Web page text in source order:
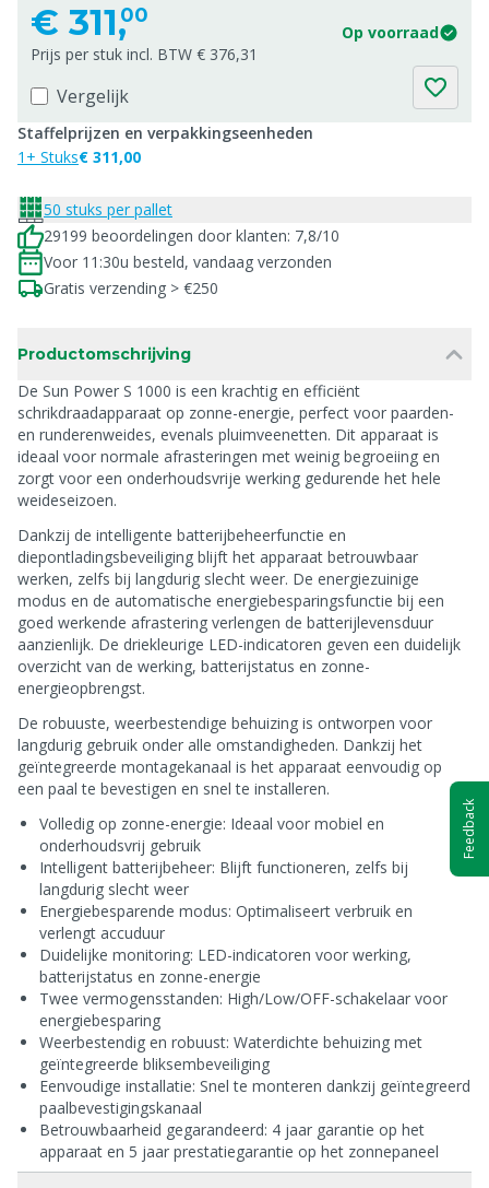
€ 311,00
Op voorraad
Prijs per stuk incl. BTW € 376,31
Vergelijk
Staffelprijzen en verpakkingseenheden
1+ Stuks€ 311,00
50 stuks per pallet
29199 beoordelingen door klanten: 7,8/10
Voor 11:30u besteld, vandaag verzonden
Gratis verzending > €250
Productomschrijving
De Sun Power S 1000 is een krachtig en efficiënt
schrikdraadapparaat op zonne-energie, perfect voor paarden-
en runderenweides, evenals pluimveenetten. Dit apparaat is
ideaal voor normale afrasteringen met weinig begroeiing en
zorgt voor een onderhoudsvrije werking gedurende het hele
weideseizoen.
Dankzij de intelligente batterijbeheerfunctie en
diepontladingsbeveiliging blijft het apparaat betrouwbaar
werken, zelfs bij langdurig slecht weer. De energiezuinige
modus en de automatische energiebesparingsfunctie bij een
goed werkende afrastering verlengen de batterijlevensduur
aanzienlijk. De driekleurige LED-indicatoren geven een duidelijk
overzicht van de werking, batterijstatus en zonne-
energieopbrengst.
De robuuste, weerbestendige behuizing is ontworpen voor
langdurig gebruik onder alle omstandigheden. Dankzij het
geïntegreerde montagekanaal is het apparaat eenvoudig op
een paal te bevestigen en snel te installeren.
Volledig op zonne-energie: Ideaal voor mobiel en
onderhoudsvrij gebruik
Intelligent batterijbeheer: Blijft functioneren, zelfs bij
langdurig slecht weer
Energiebesparende modus: Optimaliseert verbruik en
verlengt accuduur
Duidelijke monitoring: LED-indicatoren voor werking,
batterijstatus en zonne-energie
Twee vermogensstanden: High/Low/OFF-schakelaar voor
energiebesparing
Weerbestendig en robuust: Waterdichte behuizing met
geïntegreerde bliksembeveiliging
Eenvoudige installatie: Snel te monteren dankzij geïntegreerd
paalbevestigingskanaal
Betrouwbaarheid gegarandeerd: 4 jaar garantie op het
apparaat en 5 jaar prestatiegarantie op het zonnepaneel
Feedback